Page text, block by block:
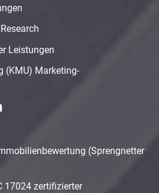
Leistungen
(KMU) Marketing-
(Sprengnetter
17024 zertifizierter